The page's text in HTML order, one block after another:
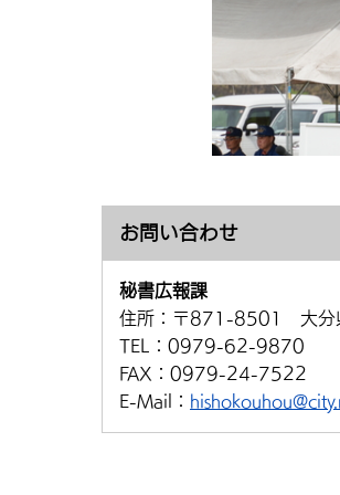
お問い合わせ
秘書広報課
住所： 〒871-8501 大分
TEL： 0979-62-9870
FAX： 0979-24-7522
E-Mail：